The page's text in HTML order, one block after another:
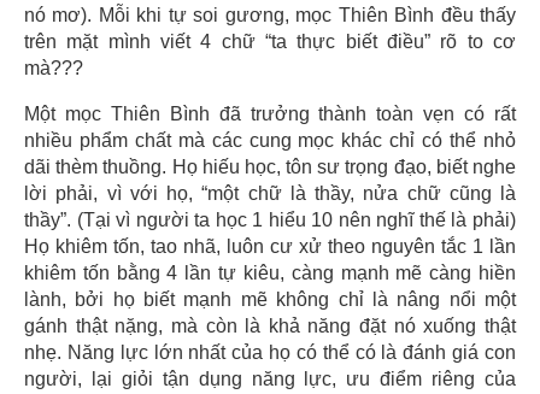
nó mơ). Mỗi khi tự soi gương, mọc Thiên Bình đều thấy
trên mặt mình viết 4 chữ “ta thực biết điều” rõ to cơ
mà???
Một mọc Thiên Bình đã trưởng thành toàn vẹn có rất
nhiều phẩm chất mà các cung mọc khác chỉ có thể nhỏ
dãi thèm thuồng. Họ hiếu học, tôn sư trọng đạo, biết nghe
lời phải, vì với họ, “một chữ là thầy, nửa chữ cũng là
thầy”. (Tại vì người ta học 1 hiểu 10 nên nghĩ thế là phải)
Họ khiêm tốn, tao nhã, luôn cư xử theo nguyên tắc 1 lần
khiêm tốn bằng 4 lần tự kiêu, càng mạnh mẽ càng hiền
lành, bởi họ biết mạnh mẽ không chỉ là nâng nổi một
gánh thật nặng, mà còn là khả năng đặt nó xuống thật
nhẹ. Năng lực lớn nhất của họ có thể có là đánh giá con
người, lại giỏi tận dụng năng lực, ưu điểm riêng của